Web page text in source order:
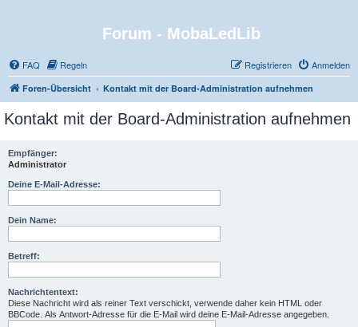
Forum - MobaLedLib
FAQ Regeln Anmelden
Registrieren
Foren-Übersicht Kontakt mit der Board-Administration aufnehmen
Kontakt mit der Board-Administration aufnehmen
Empfänger:
Administrator
Deine E-Mail-Adresse:
Dein Name:
Betreff:
Nachrichtentext:
Diese Nachricht wird als reiner Text verschickt, verwende daher kein HTML oder
BBCode. Als Antwort-Adresse für die E-Mail wird deine E-Mail-Adresse angegeben.